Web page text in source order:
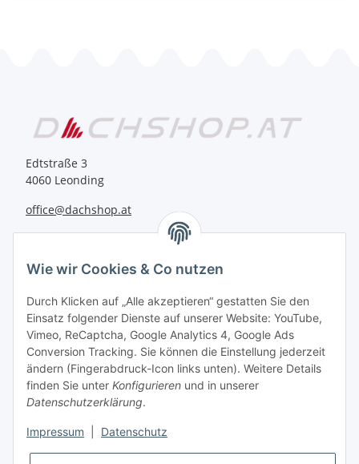
Edtstraße 3
4060 Leonding
office@dachshop.at
Informationen
Sie haben Fragen zu
+43 732 67 37 27
Wie wir Cookies & Co nutzen
Durch Klicken auf „Alle akzeptieren“ gestatten Sie den
Einsatz folgender Dienste auf unserer Website: YouTube,
Vimeo, ReCaptcha, Google Analytics 4, Google Ads
Conversion Tracking. Sie können die Einstellung jederzeit
ändern (Fingerabdruck-Icon links unten). Weitere Details
finden Sie unter Konfigurieren und in unserer
Datenschutzerklärung.
Impressum Datenschutz